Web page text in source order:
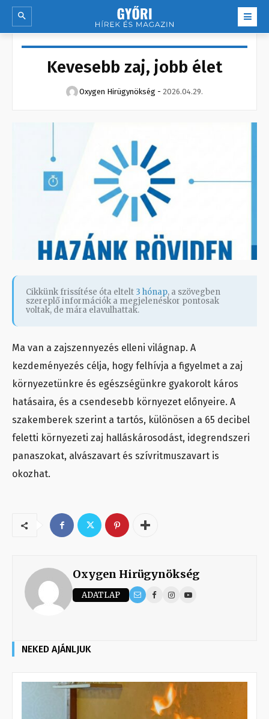
Kevesebb zaj, jobb élet
Oxygen Hirügynökség - 2026.04.29.
Cikkünk frissítése óta eltelt 3 hónap, a szövegben
szereplő információk a megjelenéskor pontosak
voltak, de mára elavulhattak.
Ma van a zajszennyezés elleni világnap. A
kezdeményezés célja, hogy felhívja a figyelmet a zaj
környezetünkre és egészségünkre gyakorolt káros
hatásaira, és a csendesebb környezet előnyeire. A
szakemberek szerint a tartós, különösen a 65 decibel
feletti környezeti zaj halláskárosodást, idegrendszeri
panaszokat, alvászavart és szívritmuszavart is
okozhat.
Oxygen Hirügynökség
ADATLAP
NEKED AJÁNLJUK